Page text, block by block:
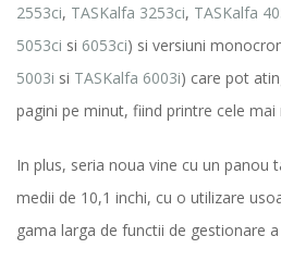
2553ci, TASKalfa 3253ci, TASKalfa
5053ci si 6053ci) si versiuni
5003i si TASKalfa 6003i) care pot
pagini pe minut, fiind printre cele mai
In plus, seria noua vine cu un panou
medii de 10,1 inchi, cu o utilizare
gama larga de functii de gestionare